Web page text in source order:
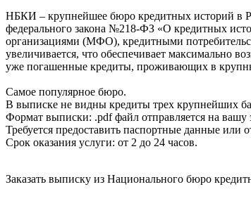
НБКИ – крупнейшее бюро кредитных историй в
федерального закона №218-ФЗ «О кредитных
организациями (МФО), кредитными
увеличивается, что обеспечивает максимально
уже погашенные кредиты, проживающих в
Самое популярное бюро.
В выписке не видны кредиты трех крупнейших
Формат выписки: .pdf файл отправляется на
Требуется предоставить паспортные данные или
Срок оказания услуги: от 2 до 24 часов.
Заказать выписку из Национального бюро